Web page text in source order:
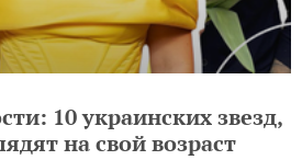
10 украинских звезд,
на свой возраст